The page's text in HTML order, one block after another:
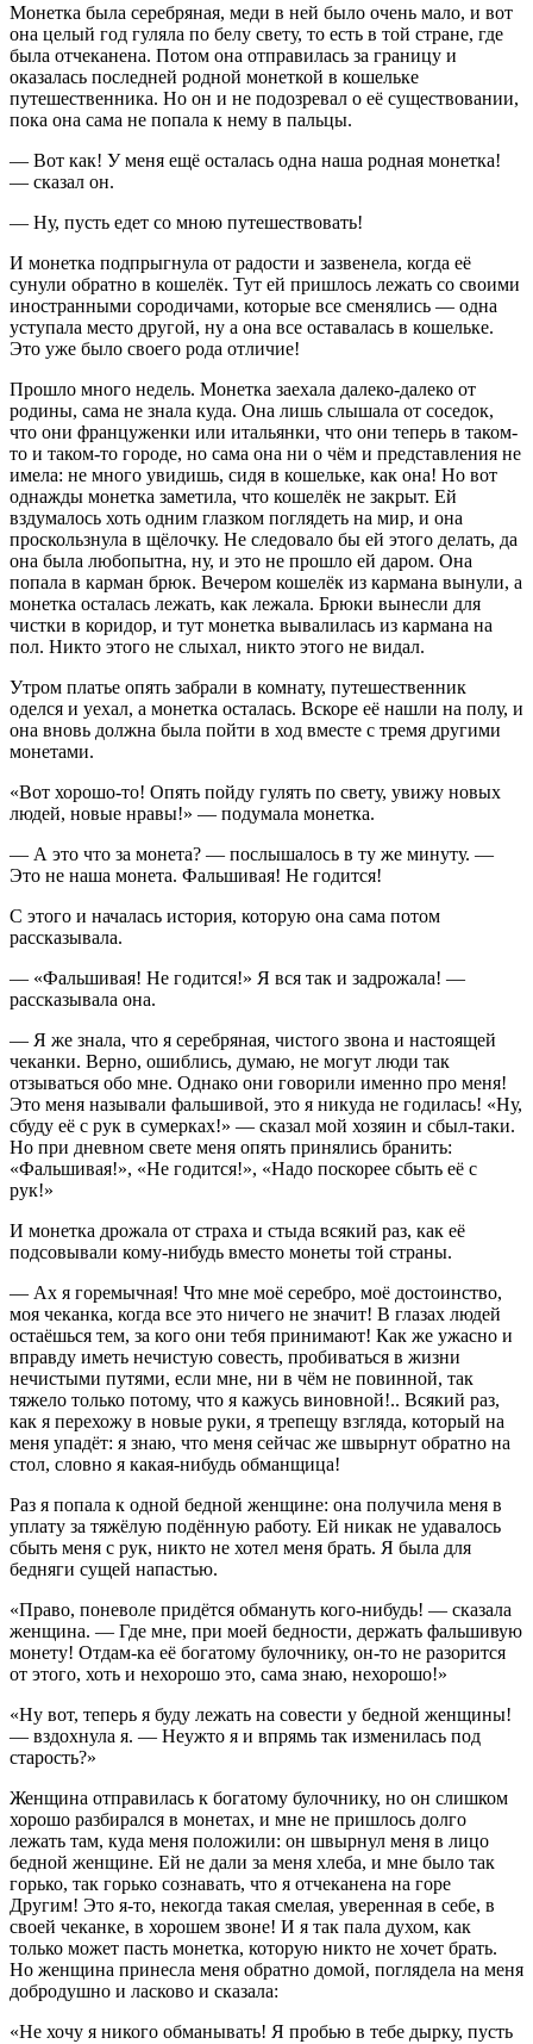
Монетка была серебряная, меди в ней было очень мало, и вот
она целый год гуляла по белу свету, то есть в той стране, где
была отчеканена. Потом она отправилась за границу и
оказалась последней родной монеткой в кошельке
путешественника. Но он и не подозревал о её существовании,
пока она сама не попала к нему в пальцы.
— Вот как! У меня ещё осталась одна наша родная монетка!
— сказал он.
— Ну, пусть едет со мною путешествовать!
И монетка подпрыгнула от радости и зазвенела, когда её
сунули обратно в кошелёк. Тут ей пришлось лежать со своими
иностранными сородичами, которые все сменялись — одна
уступала место другой, ну а она все оставалась в кошельке.
Это уже было своего рода отличие!
Прошло много недель. Монетка заехала далеко-далеко от
родины, сама не знала куда. Она лишь слышала от соседок,
что они француженки или итальянки, что они теперь в таком-
то и таком-то городе, но сама она ни о чём и представления не
имела: не много увидишь, сидя в кошельке, как она! Но вот
однажды монетка заметила, что кошелёк не закрыт. Ей
вздумалось хоть одним глазком поглядеть на мир, и она
проскользнула в щёлочку. Не следовало бы ей этого делать, да
она была любопытна, ну, и это не прошло ей даром. Она
попала в карман брюк. Вечером кошелёк из кармана вынули, а
монетка осталась лежать, как лежала. Брюки вынесли для
чистки в коридор, и тут монетка вывалилась из кармана на
пол. Никто этого не слыхал, никто этого не видал.
Утром платье опять забрали в комнату, путешественник
оделся и уехал, а монетка осталась. Вскоре её нашли на полу, и
она вновь должна была пойти в ход вместе с тремя другими
монетами.
«Вот хорошо-то! Опять пойду гулять по свету, увижу новых
людей, новые нравы!» — подумала монетка.
— А это что за монета? — послышалось в ту же минуту. —
Это не наша монета. Фальшивая! Не годится!
С этого и началась история, которую она сама потом
рассказывала.
— «Фальшивая! Не годится!» Я вся так и задрожала! —
рассказывала она.
— Я же знала, что я серебряная, чистого звона и настоящей
чеканки. Верно, ошиблись, думаю, не могут люди так
отзываться обо мне. Однако они говорили именно про меня!
Это меня называли фальшивой, это я никуда не годилась! «Ну,
сбуду её с рук в сумерках!» — сказал мой хозяин и сбыл-таки.
Но при дневном свете меня опять принялись бранить:
«Фальшивая!», «Не годится!», «Надо поскорее сбыть её с
рук!»
И монетка дрожала от страха и стыда всякий раз, как её
подсовывали кому-нибудь вместо монеты той страны.
— Ах я горемычная! Что мне моё серебро, моё достоинство,
моя чеканка, когда все это ничего не значит! В глазах людей
остаёшься тем, за кого они тебя принимают! Как же ужасно и
вправду иметь нечистую совесть, пробиваться в жизни
нечистыми путями, если мне, ни в чём не повинной, так
тяжело только потому, что я кажусь виновной!.. Всякий раз,
как я перехожу в новые руки, я трепещу взгляда, который на
меня упадёт: я знаю, что меня сейчас же швырнут обратно на
стол, словно я какая-нибудь обманщица!
Раз я попала к одной бедной женщине: она получила меня в
уплату за тяжёлую подённую работу. Ей никак не удавалось
сбыть меня с рук, никто не хотел меня брать. Я была для
бедняги сущей напастью.
«Право, поневоле придётся обмануть кого-нибудь! — сказала
женщина. — Где мне, при моей бедности, держать фальшивую
монету! Отдам-ка её богатому булочнику, он-то не разорится
от этого, хоть и нехорошо это, сама знаю, нехорошо!»
«Ну вот, теперь я буду лежать на совести у бедной женщины!
— вздохнула я. — Неужто я и впрямь так изменилась под
старость?»
Женщина отправилась к богатому булочнику, но он слишком
хорошо разбирался в монетах, и мне не пришлось долго
лежать там, куда меня положили: он швырнул меня в лицо
бедной женщине. Ей не дали за меня хлеба, и мне было так
горько, так горько сознавать, что я отчеканена на горе
Другим! Это я-то, некогда такая смелая, уверенная в себе, в
своей чеканке, в хорошем звоне! И я так пала духом, как
только может пасть монетка, которую никто не хочет брать.
Но женщина принесла меня обратно домой, поглядела на меня
добродушно и ласково и сказала:
«Не хочу я никого обманывать! Я пробью в тебе дырку, пусть